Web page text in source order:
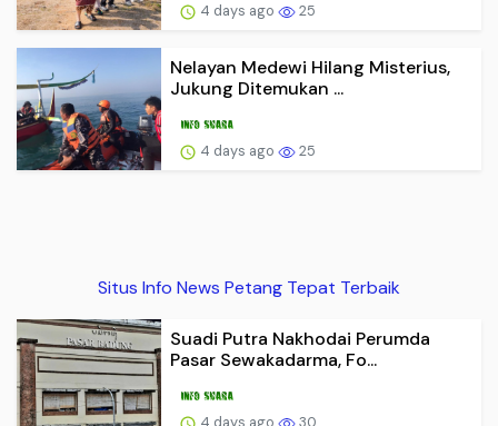
4 days ago 25
Nelayan Medewi Hilang Misterius,
Jukung Ditemukan ...
4 days ago 25
Situs Info News Petang Tepat Terbaik
Suadi Putra Nakhodai Perumda
Pasar Sewakadarma, Fo...